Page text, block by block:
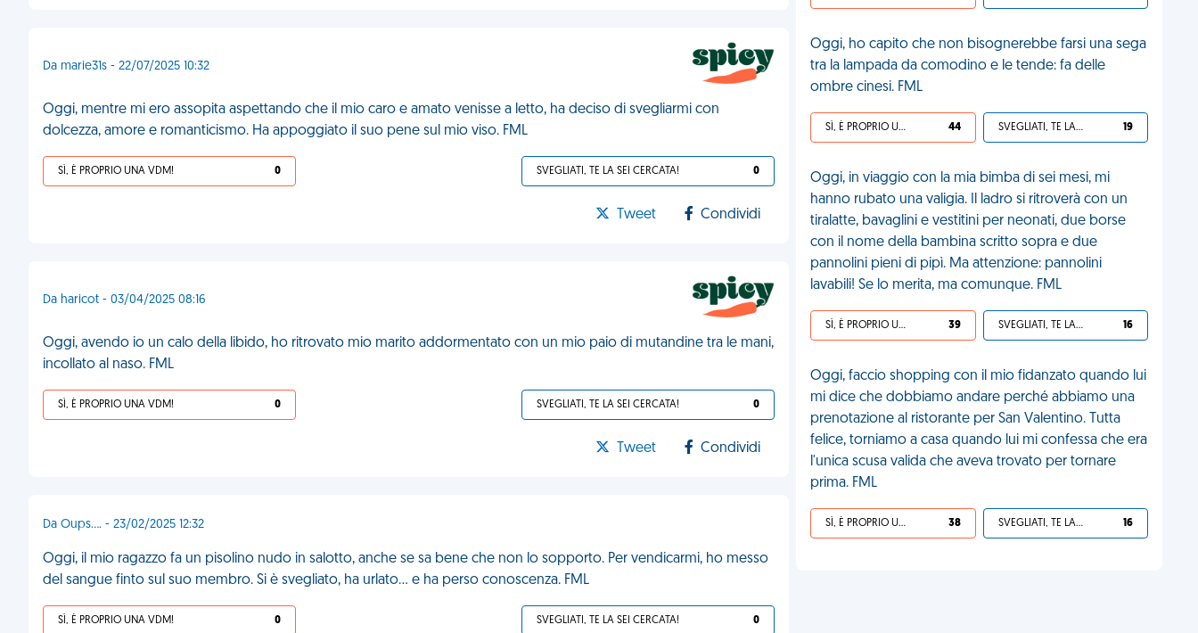
Da marie31s - 22/07/2025 10:32
Oggi, mentre mi ero assopita aspettando che il mio caro e amato venisse a letto, ha deciso di svegliarmi con
dolcezza, amore e romanticismo. Ha appoggiato il suo pene sul mio viso. FML
SÌ, È PROPRIO UNA VDM! 0 SVEGLIATI, TE LA SEI CERCATA! 0
Tweet Condividi
Da haricot - 03/04/2025 08:16
Oggi, avendo io un calo della libido, ho ritrovato mio marito addormentato con un mio paio di mutandine tra le mani,
incollato al naso. FML
SÌ, È PROPRIO UNA VDM! 0 SVEGLIATI, TE LA SEI CERCATA! 0
Tweet Condividi
Da Oups.... - 23/02/2025 12:32
Oggi, il mio ragazzo fa un pisolino nudo in salotto, anche se sa bene che non lo sopporto. Per vendicarmi, ho messo
del sangue finto sul suo membro. Si è svegliato, ha urlato... e ha perso conoscenza. FML
SÌ, È PROPRIO UNA VDM! 0 SVEGLIATI, TE LA SEI CERCATA! 0
Oggi, ho capito che non bisognerebbe farsi una sega
tra la lampada da comodino e le tende: fa delle
ombre cinesi. FML
SÌ, È PROPRIO UNA VDM! 44 SVEGLIATI, TE LA SEI CERCATA! 19
Oggi, in viaggio con la mia bimba di sei mesi, mi
hanno rubato una valigia. Il ladro si ritroverà con un
tiralatte, bavaglini e vestitini per neonati, due borse
con il nome della bambina scritto sopra e due
pannolini pieni di pipì. Ma attenzione: pannolini
lavabili! Se lo merita, ma comunque. FML
SÌ, È PROPRIO UNA VDM! 39 SVEGLIATI, TE LA SEI CERCATA! 16
Oggi, faccio shopping con il mio fidanzato quando lui
mi dice che dobbiamo andare perché abbiamo una
prenotazione al ristorante per San Valentino. Tutta
felice, torniamo a casa quando lui mi confessa che era
l'unica scusa valida che aveva trovato per tornare
prima. FML
SÌ, È PROPRIO UNA VDM! 38 SVEGLIATI, TE LA SEI CERCATA! 16